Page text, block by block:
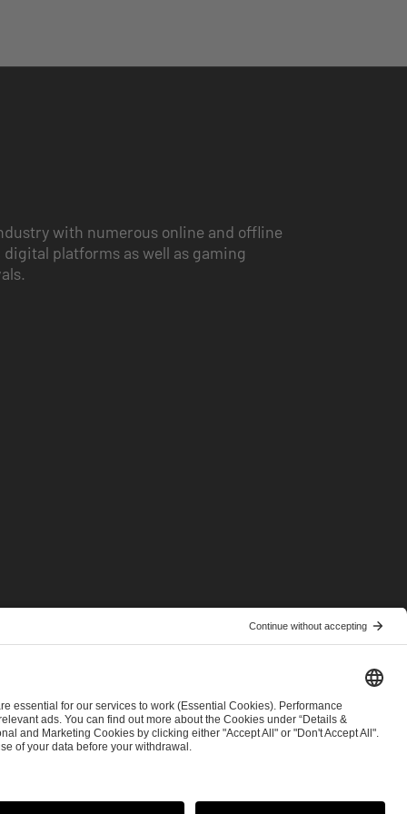
with numerous online and offline
platforms as well as gaming
© 2026 ESL FACEIT GROUP